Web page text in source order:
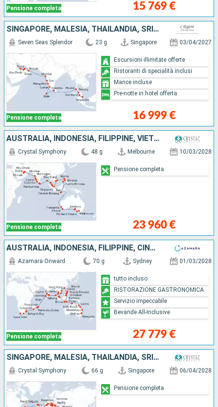
Pensione completa 15 769 €
SINGAPORE, MALESIA, THAILANDIA, SRI LANKA, MALDIVE, INDIA, OMAN, QATAR, EMIRATI ARABI UNITI
Pensione completa
Seven Seas Splendor 23 g Singapore 03/04/2027
16 999 €
Escursioni illimitate offerte
Ristoranti di specialità inclusi
Mance incluse
Pre-notte in hotel offerta
AUSTRALIA, INDONESIA, FILIPPINE, VIETNAM, SINGAPORE, MALESIA, THAILANDIA, SRI LANKA, INDIA, OMAN, EMIRATI ARABI UNITI
Pensione completa
Crystal Symphony 48 g Melbourne 10/03/2028
23 960 €
Pensione completa
AUSTRALIA, INDONESIA, FILIPPINE, CINA, VIETNAM, THAILANDIA, SINGAPORE, MALESIA, SRI LANKA, INDIA, MALDIVE, MAURITIUS, FRANCIA, MADAGASCAR, AFRICA DEL SUD
Pensione completa
Azamara Onward 70 g Sydney 01/03/2028
27 779 €
tutto incluso
RISTORAZIONE GASTRONOMICA
Servizio impeccabile
Bevande All-Inclusive
SINGAPORE, MALESIA, THAILANDIA, SRI LANKA, INDIA, EMIRATI ARABI UNITI, OMAN, ARABIA SAUDITA, GIORDANIA, EGITTO, GRECIA, MALTA, TUNISIA, ITALIA, SPAGNA, PORTOGALLO, REGNO UNITO, STATI UNITI
Crystal Symphony 66 g Singapore 06/04/2028
Pensione completa